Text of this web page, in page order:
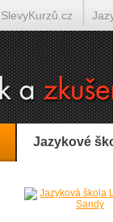
Jazykové
SlevyKurzů.cz
Tlumočení-